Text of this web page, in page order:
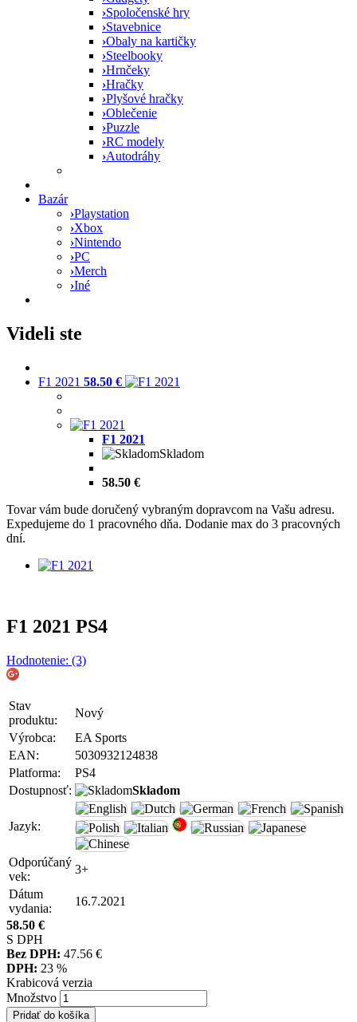
›Spoločenské hry
›Stavebnice
›Obaly na kartičky
›Steelbooky
›Hrnčeky
›Hračky
›Plyšové hračky
›Oblečenie
›Puzzle
›RC modely
›Autodráhy
Bazár
›Playstation
›Xbox
›Nintendo
›PC
›Merch
›Iné
Videli ste
F1 2021 58.50 €
F1 2021
Skladom
58.50 €
Tovar vám bude doručený vybraným dopravcom na Vašu adresu.
Expedujeme do 1 pracovného dňa. Dodanie max do 3 pracovných
dní.
F1 2021 PS4
Hodnotenie: (3)
Stav
produktu:
Nový
Výrobca:
EA Sports
EAN:
5030932124838
Platforma:
PS4
Dostupnosť:
Skladom
Jazyk:
Odporúčaný
vek:
3+
Dátum
vydania:
16.7.2021
58.50 €
S DPH
Bez DPH: 47.56 €
DPH: 23 %
Krabicová verzia
Množstvo
Pridať do košíka